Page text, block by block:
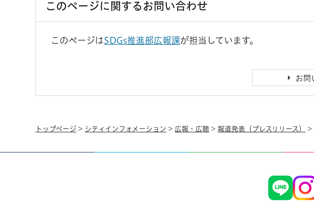
このページに関するお問い合わせ
このページはSDGs推進部広報課が担当しています。
トップページ > シティインフォメーション > 広報・広聴 > 報道発表（プレスリリース） >